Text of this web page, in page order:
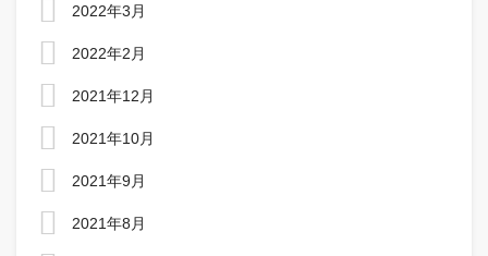
2022年3月
2022年2月
2021年12月
2021年10月
2021年9月
2021年8月